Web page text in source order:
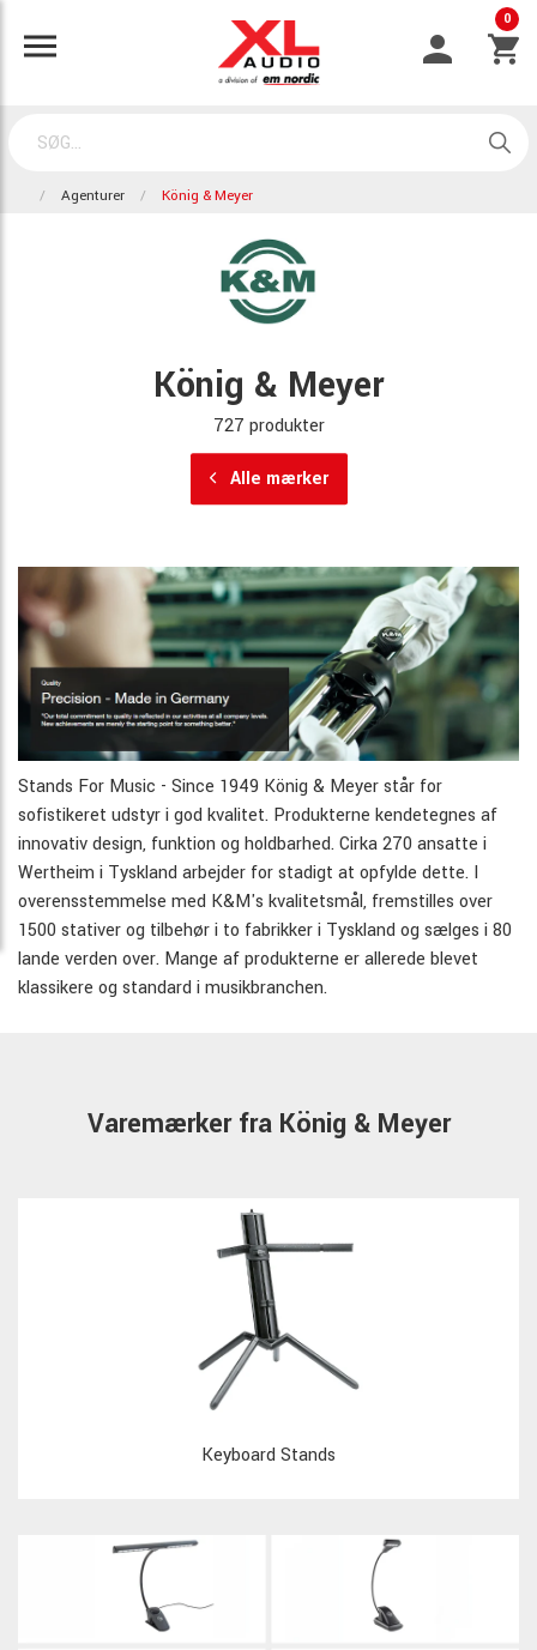
0
Agenturer König & Meyer
König & Meyer
727 produkter
Alle mærker
Stands For Music - Since 1949 König & Meyer står for
sofistikeret udstyr i god kvalitet. Produkterne kendetegnes af
innovativ design, funktion og holdbarhed. Cirka 270 ansatte i
Wertheim i Tyskland arbejder for stadigt at opfylde dette. I
overensstemmelse med K&M's kvalitetsmål, fremstilles over
1500 stativer og tilbehør i to fabrikker i Tyskland og sælges i 80
lande verden over. Mange af produkterne er allerede blevet
klassikere og standard i musikbranchen.
Varemærker fra König & Meyer
Keyboard Stands